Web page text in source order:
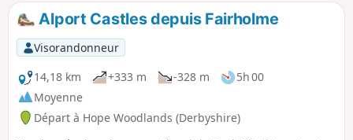
Alport Castles depuis Fairholme
Visorandonneur
14,18 km
+333 m -328 m
5h 00
Moyenne
Départ à Hope Woodlands (Derbyshire)